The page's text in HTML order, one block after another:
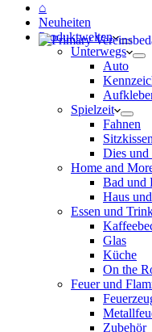
⌂
Neuheiten
Produktwelten
Unterwegs
Auto
Spielzeit
Fahnen
Sitzkissen
Dies und
Home and
Bad und
Haus
Essen und
Glas
Küche
On the
Feuer und
Zubehör